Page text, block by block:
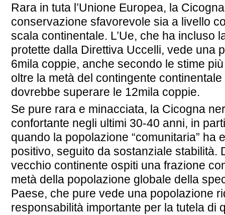
Rara in tuta l’Unione Europea, la
conservazione sfavorevole sia a livello
scala continentale. L’Ue, che ha incluso
protette dalla Direttiva Uccelli, vede una
6mila coppie, anche secondo le stime
oltre la metà del contingente
dovrebbe superare le 12mila coppie.
Se pure rara e minacciata, la Cicogna
confortante negli ultimi 30-40 anni, in
quando la popolazione “comunitaria” ha
positivo, seguito da sostanziale stabilità.
vecchio continente ospiti una frazione
metà della popolazione globale della
Paese, che pure vede una popolazione
responsabilità importante per la tutela di